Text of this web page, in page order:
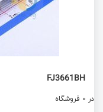
FJ3661BH
در 0 فروشگاه